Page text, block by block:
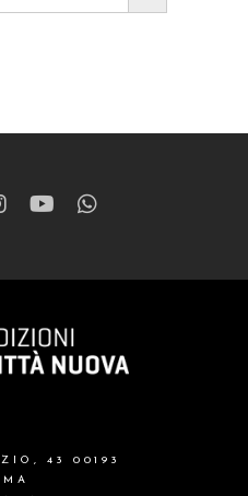
43 00193